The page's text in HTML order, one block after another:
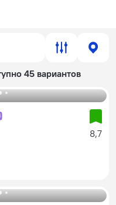
45 вариантов
8,7